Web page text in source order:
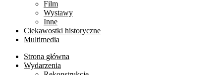
Film
Wystawy
Inne
Ciekawostki historyczne
Multimedia
Strona główna
Wydarzenia